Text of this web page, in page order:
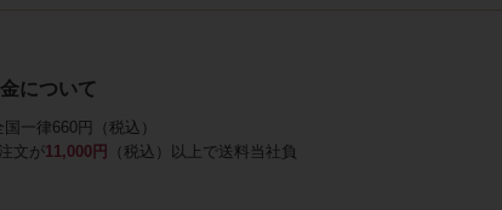
について
一律660円（税込）
文が11,000円
（税込）以上で送料当社負